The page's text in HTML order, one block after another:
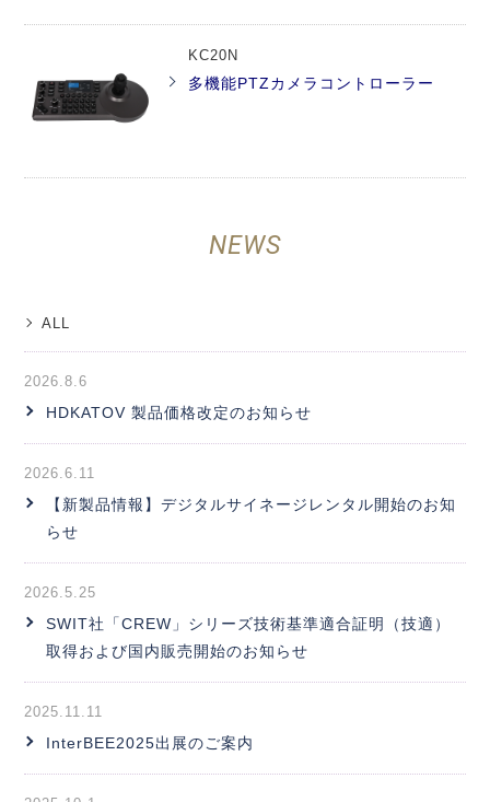
KC20N
多機能PTZカメラコントローラー
NEWS
ALL
2026.8.6
HDKATOV 製品価格改定のお知らせ
2026.6.11
【新製品情報】デジタルサイネージレンタル開始のお知
らせ
2026.5.25
SWIT社「CREW」シリーズ技術基準適合証明（技適）
取得および国内販売開始のお知らせ
2025.11.11
InterBEE2025出展のご案内